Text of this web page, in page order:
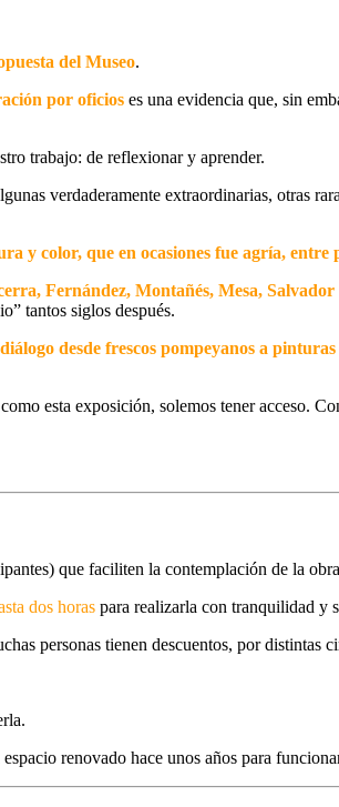
del Museo.
por oficios es una evidencia que, sin
trabajo: de reflexionar y aprender.
verdaderamente extraordinarias, otras
y color, que en ocasiones fue agría, entre
Fernández, Montañés, Mesa,
tantos siglos después.
diálogo desde frescos pompeyanos a
esta exposición, solemos tener acceso.
que faciliten la contemplación de la
dos horas para realizarla con tranquilidad y
personas tienen descuentos, por distintas
espacio renovado hace unos años para